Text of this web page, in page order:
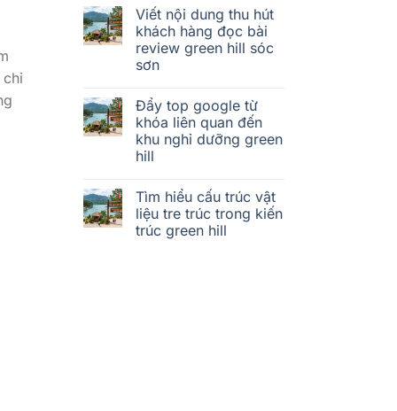
Viết nội dung thu hút
khách hàng đọc bài
review green hill sóc
sơn
Đẩy top google từ
khóa liên quan đến
khu nghỉ dưỡng green
hill
Tìm hiểu cấu trúc vật
liệu tre trúc trong kiến
trúc green hill